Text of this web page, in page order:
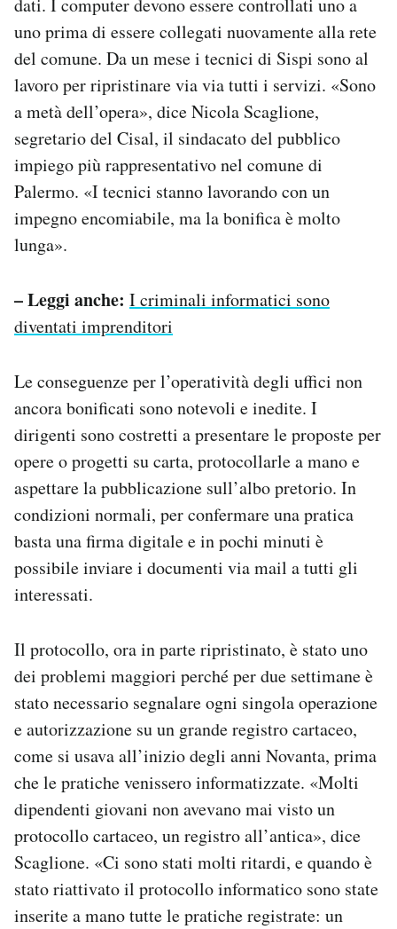
dati. I computer devono essere controllati uno a
uno prima di essere collegati nuovamente alla rete
del comune. Da un mese i tecnici di Sispi sono al
lavoro per ripristinare via via tutti i servizi. «Sono
a metà dell’opera», dice Nicola Scaglione,
segretario del Cisal, il sindacato del pubblico
impiego più rappresentativo nel comune di
Palermo. «I tecnici stanno lavorando con un
impegno encomiabile, ma la bonifica è molto
lunga».
– Leggi anche: I criminali informatici sono
diventati imprenditori
Le conseguenze per l’operatività degli uffici non
ancora bonificati sono notevoli e inedite. I
dirigenti sono costretti a presentare le proposte per
opere o progetti su carta, protocollarle a mano e
aspettare la pubblicazione sull’albo pretorio. In
condizioni normali, per confermare una pratica
basta una firma digitale e in pochi minuti è
possibile inviare i documenti via mail a tutti gli
interessati.
Il protocollo, ora in parte ripristinato, è stato uno
dei problemi maggiori perché per due settimane è
stato necessario segnalare ogni singola operazione
e autorizzazione su un grande registro cartaceo,
come si usava all’inizio degli anni Novanta, prima
che le pratiche venissero informatizzate. «Molti
dipendenti giovani non avevano mai visto un
protocollo cartaceo, un registro all’antica», dice
Scaglione. «Ci sono stati molti ritardi, e quando è
stato riattivato il protocollo informatico sono state
inserite a mano tutte le pratiche registrate: un